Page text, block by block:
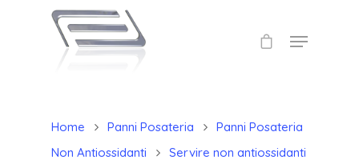
Home Panni Posateria
Panni Posateria
Non Antiossidanti
Servire non antiossidanti